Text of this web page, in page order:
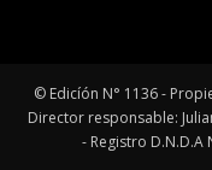
© Edicíón N° 1136 -
Director responsable:
- Registro D.N.D.A